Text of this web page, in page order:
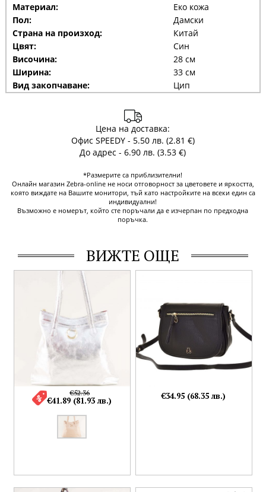
Материал:
Еко кожа
Пол:
Дамски
Страна на произход:
Китай
Цвят:
Син
Височина:
28 см
Ширина:
33 см
Вид закопчаване:
Цип
Цена на доставка:
Офис SPEEDY - 5.50 лв. (2.81 €)
До адрес - 6.90 лв. (3.53 €)
*Размерите са приблизителни!
Онлайн магазин Zebra-online не носи отговорност за цветовете и яркостта,
която виждате на Вашите монитори, тъй като настройките на всеки един са
индивидуални!
Възможно е номерът, който сте поръчали да е изчерпан по предходна
поръчка.
ВИЖТЕ ОЩЕ
€52.36
€41.89 (81.93 лв.) €34.95 (68.35 лв.)